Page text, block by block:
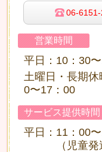
06-
営業時間
平日：10：30
土曜日・長期
0〜17：00
サービス提供時間
平日：11：00
（児童発達